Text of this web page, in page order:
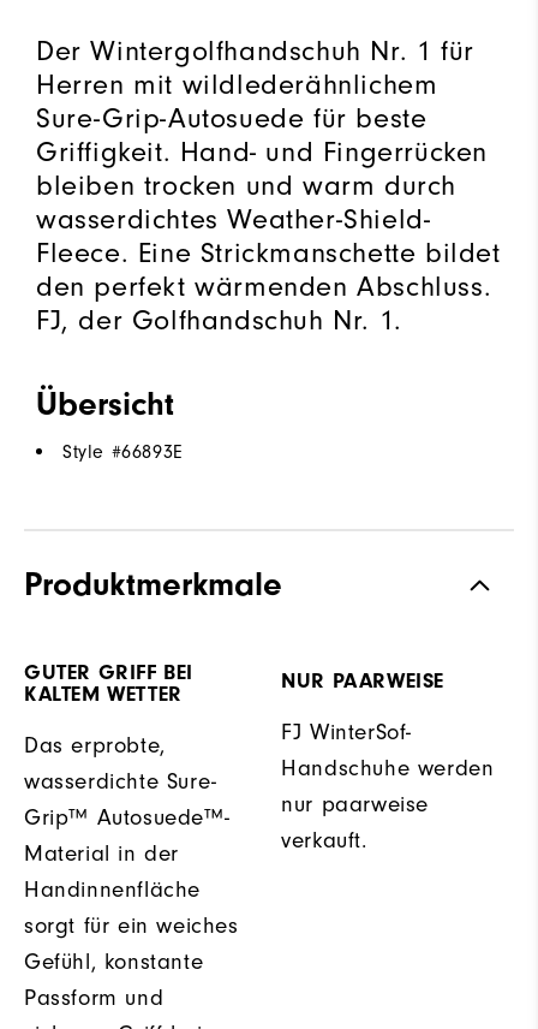
Der Wintergolfhandschuh Nr. 1 für
Herren mit wildlederähnlichem
Sure-Grip-Autosuede für beste
Griffigkeit. Hand- und Fingerrücken
bleiben trocken und warm durch
wasserdichtes Weather-Shield-
Fleece. Eine Strickmanschette bildet
den perfekt wärmenden Abschluss.
FJ, der Golfhandschuh Nr. 1.
Übersicht
Style #66893E
Produktmerkmale
GUTER GRIFF BEI
KALTEM WETTER
Das erprobte,
wasserdichte Sure-
Grip™ Autosuede™-
Material in der
Handinnenfläche
sorgt für ein weiches
Gefühl, konstante
Passform und
NUR PAARWEISE
FJ WinterSof-
Handschuhe werden
nur paarweise
verkauft.